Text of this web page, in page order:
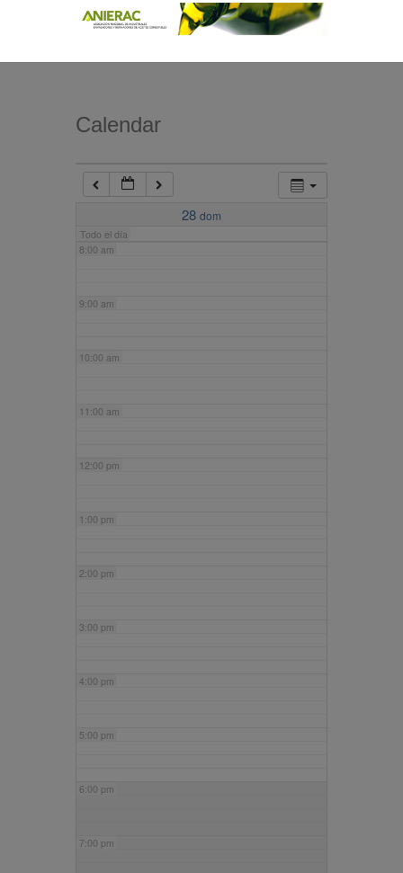
Calendar
28 dom
Todo el día
7:00 am
8:00 am
9:00 am
10:00 am
11:00 am
12:00 pm
1:00 pm
2:00 pm
3:00 pm
4:00 pm
5:00 pm
6:00 pm
7:00 pm